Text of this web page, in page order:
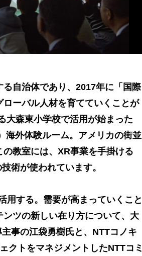
自治体であり、2017年に「国際
ーバル人材を育てていくことが
大森東小学校で活用が始まった
海外体験ルーム。アメリカの街並
教室には、XR事業を手掛ける
術が使われています。
用する。需要が高まっていくこと
ツの新しい在り方について、大
事の江袋勇樹氏と、NTTコノキ
クトをマネジメントしたNTTコミ